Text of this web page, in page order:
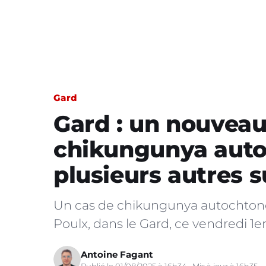
Gard
Gard : un
chikungunya
plusieurs autres
Un cas de chikungunya
Poulx, dans le Gard, ce vendredi
Antoine Fagant